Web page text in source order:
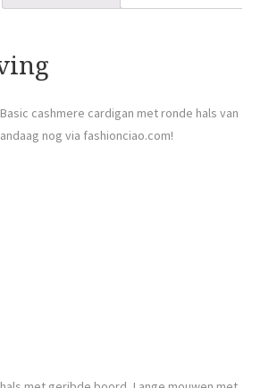
cashmere cardigan met ronde hals van
nog via fashionciao.com!